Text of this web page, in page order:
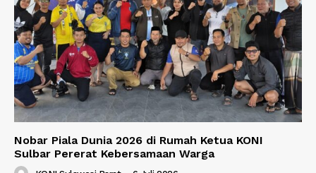
Nobar Piala Dunia 2026 di Rumah Ketua KONI
Sulbar Pererat Kebersamaan Warga